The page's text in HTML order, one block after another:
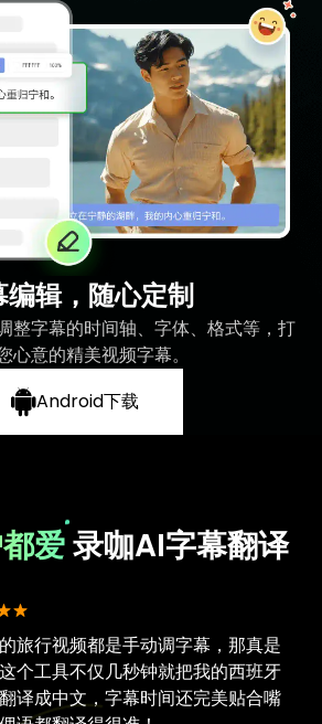
编辑，随心定制
整字幕的时间轴、字体、格式等，打
心意的精美视频字幕。
Android下载
爱录咖AI字幕翻译
旅行视频都是手动调字幕，那真是
个工具不仅几秒钟就把我的西班牙
译成中文，字幕时间还完美贴合嘴